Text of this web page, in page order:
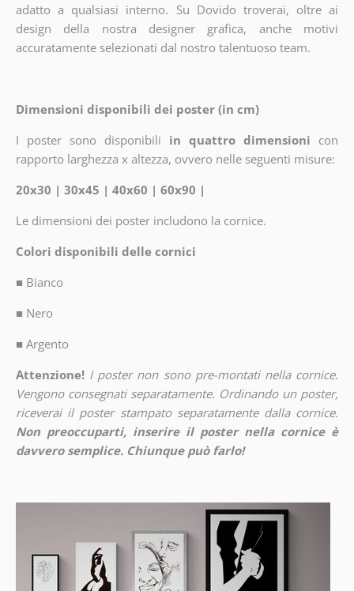
adatto a qualsiasi interno. Su Dovido troverai, oltre ai
design della nostra designer grafica, anche motivi
accuratamente selezionati dal nostro talentuoso team.
Dimensioni disponibili dei poster (in cm)
I poster sono disponibili in quattro dimensioni con
rapporto larghezza x altezza, ovvero nelle seguenti misure:
20x30 | 30x45 | 40x60 | 60x90 |
Le dimensioni dei poster includono la cornice.
Colori disponibili delle cornici
■ Bianco
■ Nero
■ Argento
Attenzione! I poster non sono pre-montati nella cornice.
Vengono consegnati separatamente. Ordinando un poster,
riceverai il poster stampato separatamente dalla cornice.
Non preoccuparti, inserire il poster nella cornice è
davvero semplice. Chiunque può farlo!